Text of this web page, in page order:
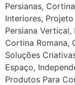
Persianas,
Interiores, Projeto
Persiana Vertical,
Cortina Romana,
Soluções
Espaço,
Produtos Para